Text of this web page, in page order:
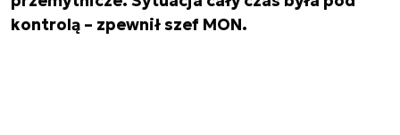
kontrolą – zpewnił szef MON.